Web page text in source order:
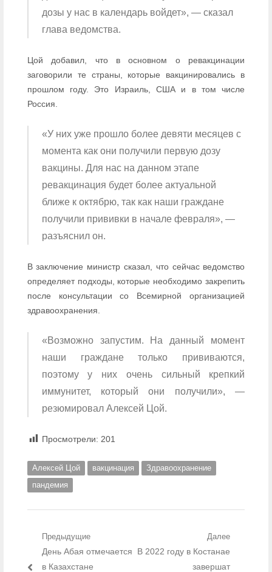
дозы у нас в календарь войдет», — сказал
глава ведомства.
Цой добавил, что в основном о ревакцинации
заговорили те страны, которые вакцинировались в
прошлом году. Это Израиль, США и в том числе
Россия.
«У них уже прошло более девяти месяцев с
момента как они получили первую дозу
вакцины. Для нас на данном этапе
ревакцинация будет более актуальной
ближе к октябрю, так как наши граждане
получили прививки в начале февраля», —
разъяснил он.
В заключение министр сказал, что сейчас ведомство
определяет подходы, которые необходимо закрепить
после консультации со Всемирной организацией
здравоохранения.
«Возможно запустим. На данный момент
наши граждане только прививаются,
поэтому у них очень сильный крепкий
иммунитет, который они получили», —
резюмировал Алексей Цой.
Просмотрели: 201
Алексей Цой вакцинация
Здравоохранение
пандемия
Навигация по записям
Предыдущие
Предыдущий пост:
День Абая отмечается
в Казахстане
Далее
Следующий пост:
В 2022 году в Костанае
завершат